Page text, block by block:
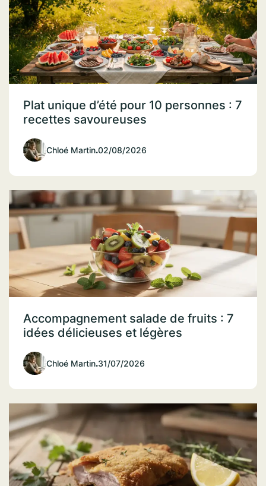
Plat unique d’été pour 10 personnes : 7
recettes savoureuses
Chloé Martin.02/08/2026
Accompagnement salade de fruits : 7
idées délicieuses et légères
Chloé Martin.31/07/2026